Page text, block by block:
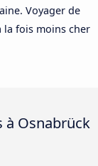
Voyager de
la fois moins cher
à Osnabrück